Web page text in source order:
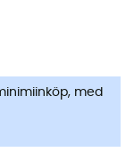
med
ansluter via
stötskydd
slag mot